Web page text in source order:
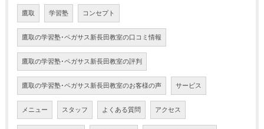
鷹取 学習塾 コンセプト
鷹取の学習塾･ペガサス新長田教室の口コミ情報
鷹取の学習塾･ペガサス新長田教室の評判
鷹取の学習塾･ペガサス新長田教室のお客様の声 サービス
メニュー スタッフ よくある質問 アクセス